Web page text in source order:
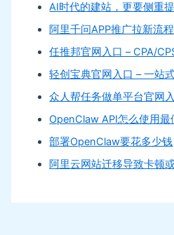
AI时代的建站，更要侧重
阿里千问APP推广拉新流
任推邦官网入口 – CPA/
轻创宝典官网入口 – 一站
众人帮任务做单平台官网
OpenClaw API怎么使用最
部署OpenClaw要花多少钱
阿里云网站迁移导致卡顿